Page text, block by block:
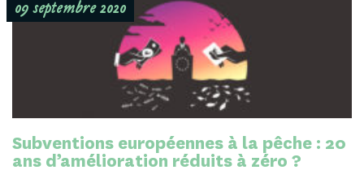
09 septembre 2020
Subventions européennes à la pêche : 20
ans d’amélioration réduits à zéro ?